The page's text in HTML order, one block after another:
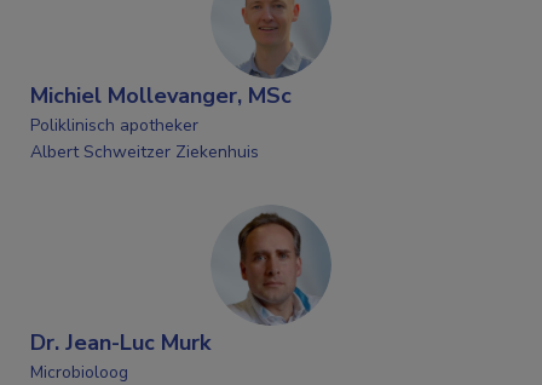
Michiel Mollevanger, MSc
Poliklinisch apotheker
Albert Schweitzer Ziekenhuis
Dr. Jean-Luc Murk
Microbioloog